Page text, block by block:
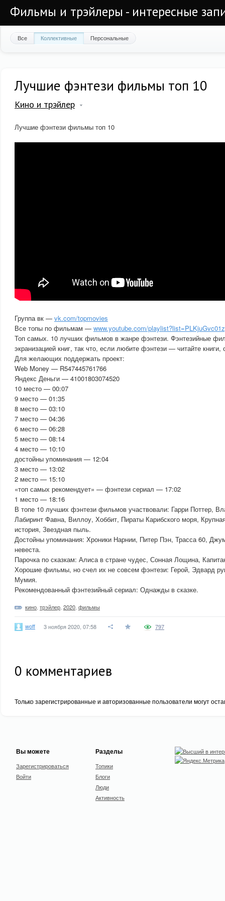
Фильмы и трэйлеры - интересные
Все Коллективные Персональные
Лучшие фэнтези фильмы топ 10
Кино и трэйлер
Лучшие фэнтези фильмы топ 10
Группа вк — vk.com/topmovies
Все топы по фильмам — www.youtube.com/
Топ самых. 10 лучших фильмов в жанре фэнтези. Фэнтезийные
экранизацией книг, так что, если любите фэнтези — читайте
Для желающих поддержать проект:
Web Money — R547445761766
Яндекс Деньги — 41001803074520
10 место — 00:07
9 место — 01:35
8 место — 03:10
7 место — 04:36
6 место — 06:28
5 место — 08:14
4 место — 10:10
достойны упоминания — 12:04
3 место — 13:02
2 место — 15:10
«топ самых рекомендует» — фэнтези сериал — 17:02
1 место — 18:16
В топе 10 лучших фэнтези фильмов участвовали: Гарри Поттер,
Лабиринт Фавна, Виллоу, Хоббит, Пираты Карибского моря,
история, Звездная пыль.
Достойны упоминания: Хроники Нарнии, Питер Пэн, Трасса 60,
невеста.
Парочка по сказкам: Алиса в стране чудес, Сонная Лощина,
Хорошие фильмы, но счел их не совсем фэнтези: Герой, Эдвард
Мумия.
Рекомендованный фэнтезийный сериал: Однажды в сказке.
кино трэйлер 2020 фильмы
woff 3 ноября 2020, 07:58 797
0 комментариев
Только зарегистрированные и авторизованные пользователи могут
Вы можете
Зарегистрироваться
Войти
Разделы
Топики
Блоги
Люди
Активность